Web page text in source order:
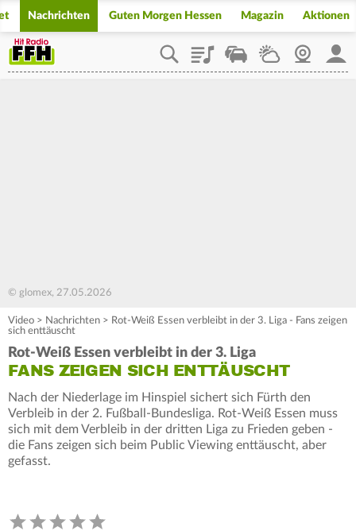
Nachrichten Guten Morgen Hessen Magazin Aktionen
PlaylistStaupilotWetterWebcam
© glomex, 27.05.2026
Video > Nachrichten > Rot-Weiß Essen verbleibt in der 3. Liga - Fans zeigen
sich enttäuscht
Rot-Weiß Essen verbleibt in der 3. Liga
FANS ZEIGEN SICH ENTTÄUSCHT
Nach der Niederlage im Hinspiel sichert sich Fürth den
Verbleib in der 2. Fußball-Bundesliga. Rot-Weiß Essen muss
sich mit dem Verbleib in der dritten Liga zu Frieden geben -
die Fans zeigen sich beim Public Viewing enttäuscht, aber
gefasst.